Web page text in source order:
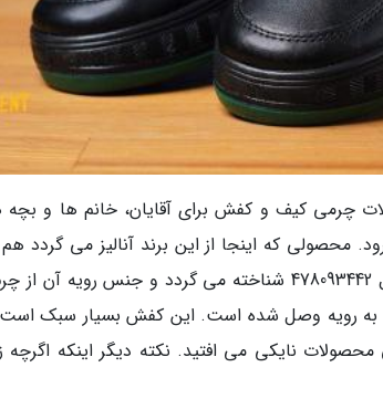
فراوری محصولات چرمی کیف و کفش برای آقایان، خانم ها
محصولی که اینجا از این برند آنالیز می
است که با عنوان کفش راحتی مردانه کفش شیما مدل 478093442 شناخته می
به رویه وصل شده است. این کفش بسیار سبک
نایکی می افتید. نکته دیگر اینکه